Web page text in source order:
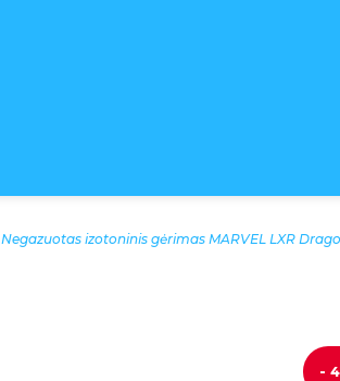
Negazuotas izotoninis gėrimas MARVEL LXR
-